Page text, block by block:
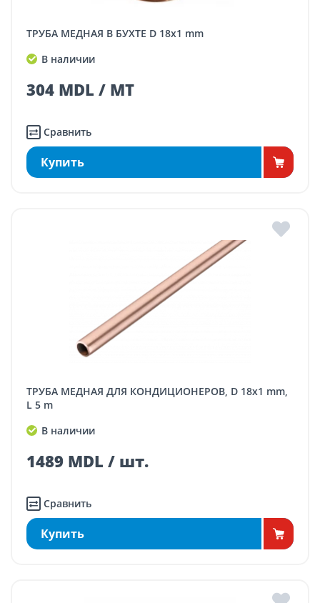
ТРУБА МЕДНАЯ В БУХТЕ D 18x1 mm
В наличии
304 MDL / MT
Сравнить
Купить
ТРУБА МЕДНАЯ ДЛЯ КОНДИЦИОНЕРОВ, D 18x1 mm,
L 5 m
В наличии
1489 MDL / шт.
Сравнить
Купить